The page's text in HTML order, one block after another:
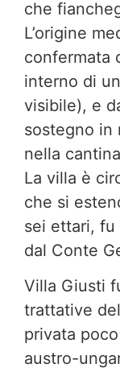
che
L’origine
confermata
interno di
visibile), e
sostegno in
nella
La villa è
che si
sei ettari, fu
dal Conte
Villa Giusti
trattative
privata
austro-